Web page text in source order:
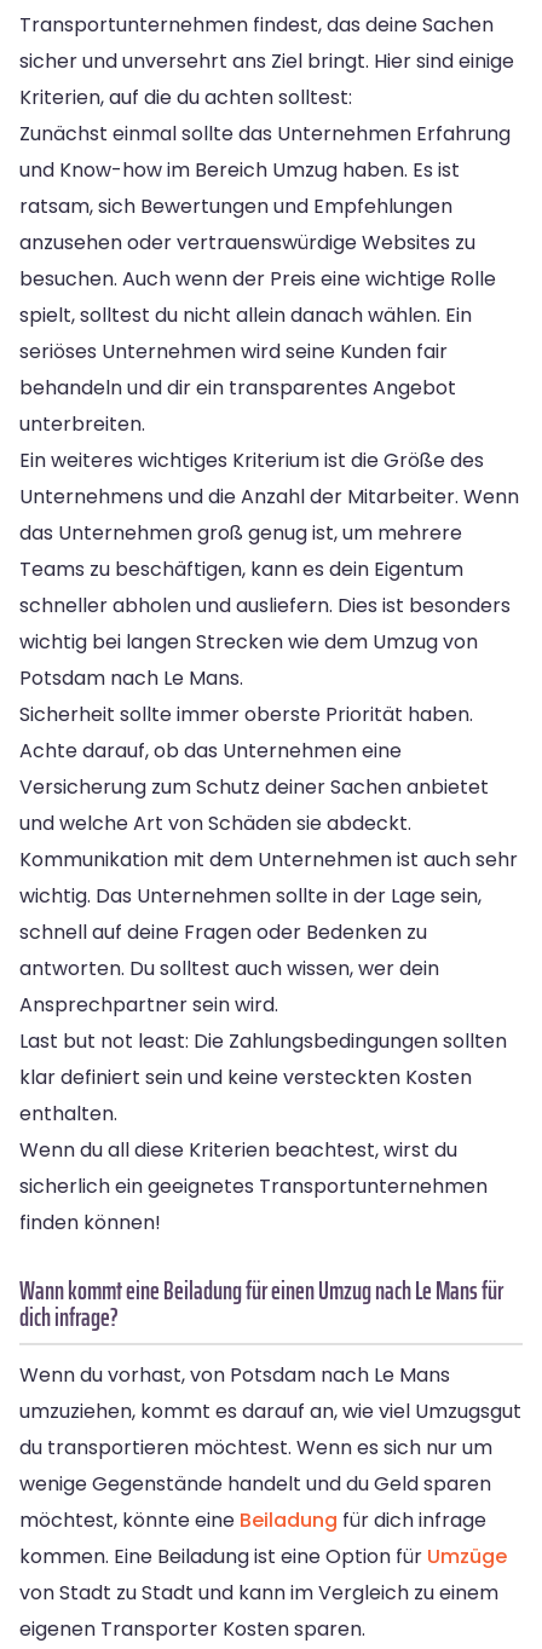
Transportunternehmen findest, das deine Sachen
sicher und unversehrt ans Ziel bringt. Hier sind einige
Kriterien, auf die du achten solltest:
Zunächst einmal sollte das Unternehmen Erfahrung
und Know-how im Bereich Umzug haben. Es ist
ratsam, sich Bewertungen und Empfehlungen
anzusehen oder vertrauenswürdige Websites zu
besuchen. Auch wenn der Preis eine wichtige Rolle
spielt, solltest du nicht allein danach wählen. Ein
seriöses Unternehmen wird seine Kunden fair
behandeln und dir ein transparentes Angebot
unterbreiten.
Ein weiteres wichtiges Kriterium ist die Größe des
Unternehmens und die Anzahl der Mitarbeiter. Wenn
das Unternehmen groß genug ist, um mehrere
Teams zu beschäftigen, kann es dein Eigentum
schneller abholen und ausliefern. Dies ist besonders
wichtig bei langen Strecken wie dem Umzug von
Potsdam nach Le Mans.
Sicherheit sollte immer oberste Priorität haben.
Achte darauf, ob das Unternehmen eine
Versicherung zum Schutz deiner Sachen anbietet
und welche Art von Schäden sie abdeckt.
Kommunikation mit dem Unternehmen ist auch sehr
wichtig. Das Unternehmen sollte in der Lage sein,
schnell auf deine Fragen oder Bedenken zu
antworten. Du solltest auch wissen, wer dein
Ansprechpartner sein wird.
Last but not least: Die Zahlungsbedingungen sollten
klar definiert sein und keine versteckten Kosten
enthalten.
Wenn du all diese Kriterien beachtest, wirst du
sicherlich ein geeignetes Transportunternehmen
finden können!
Wann kommt eine Beiladung für einen Umzug nach Le Mans für
dich infrage?
Wenn du vorhast, von Potsdam nach Le Mans
umzuziehen, kommt es darauf an, wie viel Umzugsgut
du transportieren möchtest. Wenn es sich nur um
wenige Gegenstände handelt und du Geld sparen
möchtest, könnte eine Beiladung für dich infrage
kommen. Eine Beiladung ist eine Option für Umzüge
von Stadt zu Stadt und kann im Vergleich zu einem
eigenen Transporter Kosten sparen.